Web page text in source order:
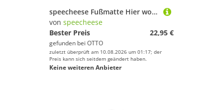
speecheese Fußmatte Hier wohnt ein Leipzig Fan Fußmatte in 35x50 cm ohne Rand mit Motiv
von speecheese
Bester Preis
22,95 €
gefunden bei OTTO
zuletzt überprüft am 10.08.2026 um 01:17; der
Preis kann sich seitdem geändert haben.
Keine weiteren Anbieter